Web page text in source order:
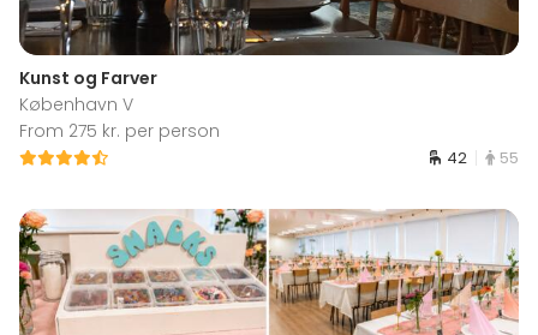
Kunst og Farver
København V
From 275 kr. per person
42 55